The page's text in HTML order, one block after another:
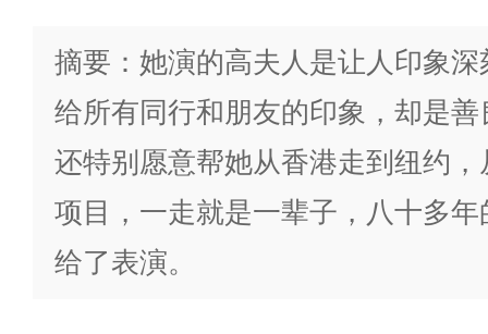
摘要：她演的高夫人是让人印象
给所有同行和朋友的印象，却是
还特别愿意帮她从香港走到纽约
项目，一走就是一辈子，八十多
给了表演。